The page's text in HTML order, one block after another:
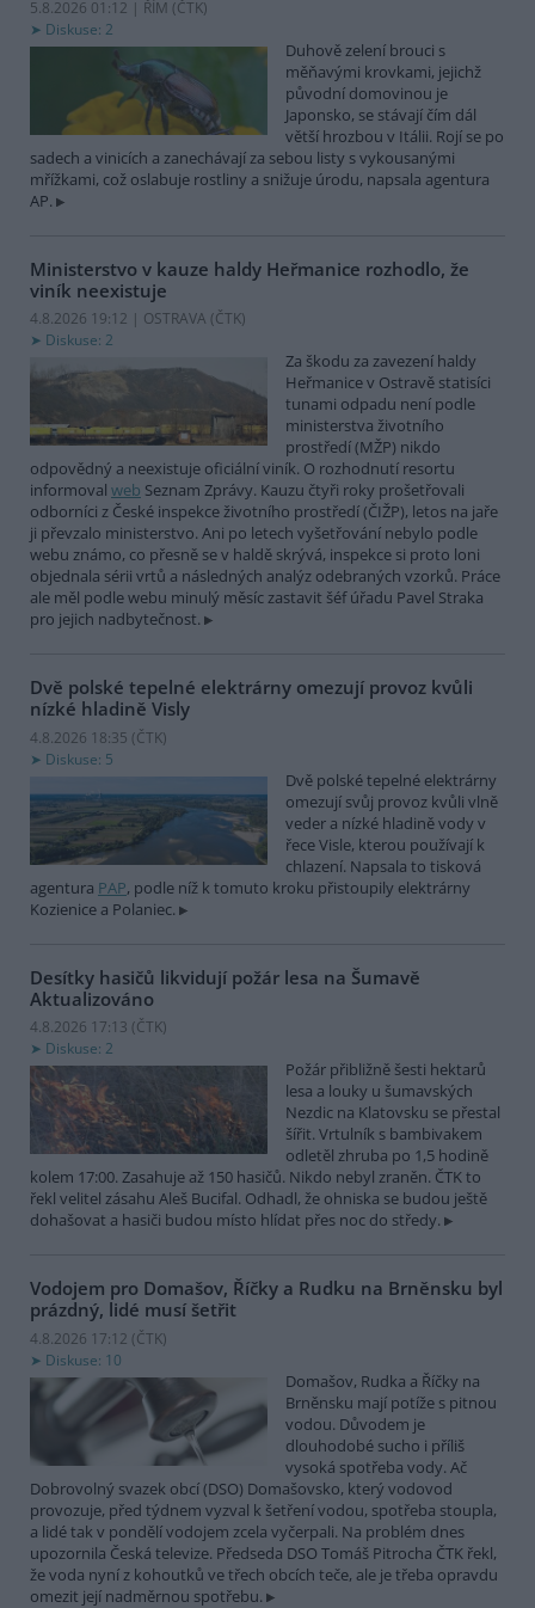
5.8.2026 01:12 | ŘÍM (ČTK)
Diskuse: 2
Duhově zelení brouci s
měňavými krovkami, jejichž
původní domovinou je
Japonsko, se stávají čím dál
větší hrozbou v Itálii. Rojí se po
sadech a vinicích a zanechávají za sebou listy s vykousanými
mřížkami, což oslabuje rostliny a snižuje úrodu, napsala agentura
AP.
Ministerstvo v kauze haldy Heřmanice rozhodlo, že
viník neexistuje
4.8.2026 19:12 | OSTRAVA (ČTK)
Diskuse: 2
Za škodu za zavezení haldy
Heřmanice v Ostravě statisíci
tunami odpadu není podle
ministerstva životního
prostředí (MŽP) nikdo
odpovědný a neexistuje oficiální viník. O rozhodnutí resortu
informoval web Seznam Zprávy. Kauzu čtyři roky prošetřovali
odborníci z České inspekce životního prostředí (ČIŽP), letos na jaře
ji převzalo ministerstvo. Ani po letech vyšetřování nebylo podle
webu známo, co přesně se v haldě skrývá, inspekce si proto loni
objednala sérii vrtů a následných analýz odebraných vzorků. Práce
ale měl podle webu minulý měsíc zastavit šéf úřadu Pavel Straka
pro jejich nadbytečnost.
Dvě polské tepelné elektrárny omezují provoz kvůli
nízké hladině Visly
4.8.2026 18:35 (ČTK)
Diskuse: 5
Dvě polské tepelné elektrárny
omezují svůj provoz kvůli vlně
veder a nízké hladině vody v
řece Visle, kterou používají k
chlazení. Napsala to tisková
agentura PAP, podle níž k tomuto kroku přistoupily elektrárny
Kozienice a Polaniec.
Desítky hasičů likvidují požár lesa na Šumavě
Aktualizováno
4.8.2026 17:13 (ČTK)
Diskuse: 2
Požár přibližně šesti hektarů
lesa a louky u šumavských
Nezdic na Klatovsku se přestal
šířit. Vrtulník s bambivakem
odletěl zhruba po 1,5 hodině
kolem 17:00. Zasahuje až 150 hasičů. Nikdo nebyl zraněn. ČTK to
řekl velitel zásahu Aleš Bucifal. Odhadl, že ohniska se budou ještě
dohašovat a hasiči budou místo hlídat přes noc do středy.
Vodojem pro Domašov, Říčky a Rudku na Brněnsku byl
prázdný, lidé musí šetřit
4.8.2026 17:12 (ČTK)
Diskuse: 10
Domašov, Rudka a Říčky na
Brněnsku mají potíže s pitnou
vodou. Důvodem je
dlouhodobé sucho i příliš
vysoká spotřeba vody. Ač
Dobrovolný svazek obcí (DSO) Domašovsko, který vodovod
provozuje, před týdnem vyzval k šetření vodou, spotřeba stoupla,
a lidé tak v pondělí vodojem zcela vyčerpali. Na problém dnes
upozornila Česká televize. Předseda DSO Tomáš Pitrocha ČTK řekl,
že voda nyní z kohoutků ve třech obcích teče, ale je třeba opravdu
omezit její nadměrnou spotřebu.